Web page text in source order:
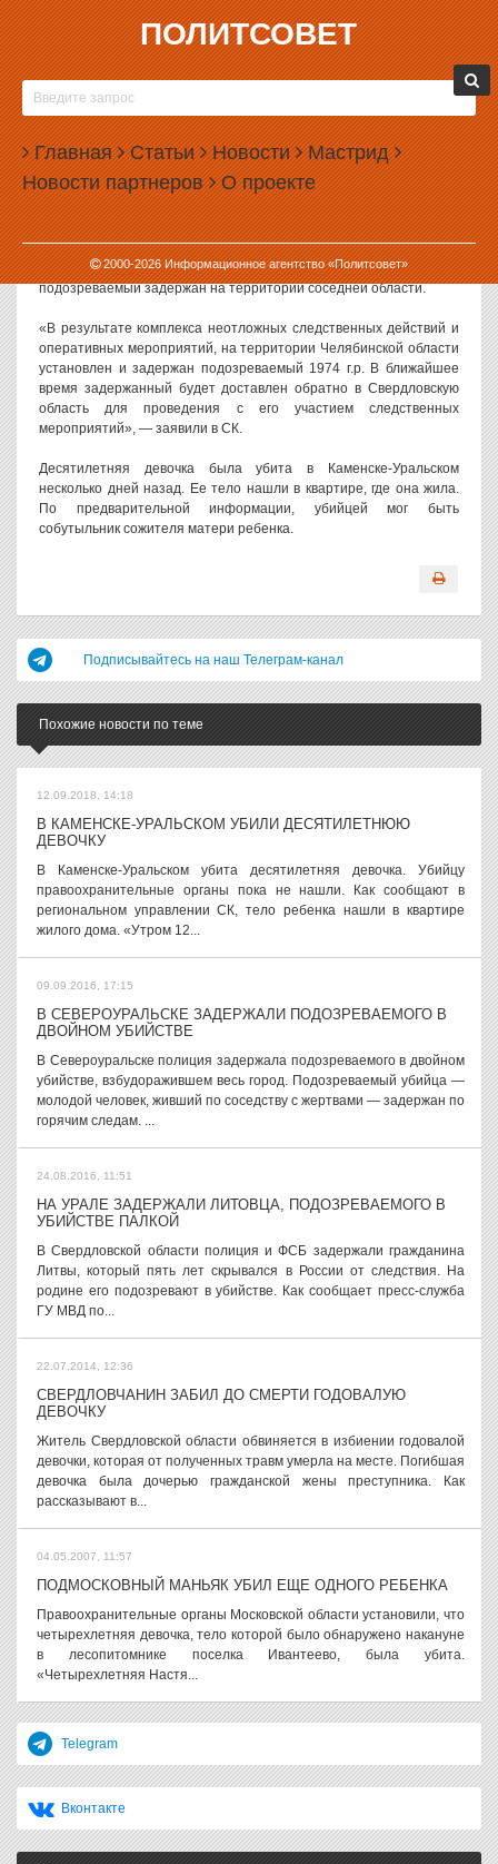
ПОЛИТСОВЕТ
Главная Статьи Новости Мастрид
Новости партнеров О проекте
2000-2026Информационное агентство «Политсовет»
14.09.2018, 10:21
ПОДОЗРЕВАЕМОГО В УБИЙСТВЕ
ДЕСЯТИЛЕТНЕЙ ДЕВОЧКИ В КАМЕНСКЕ-
УРАЛЬСКОМ ЗАДЕРЖАЛИ В ЧЕЛЯБИНСКЕ
Правоохранительные органы задержали мужчину, которого
подозревают в убийстве десятилетней девочки в Каменске-
Уральском.
Как сообщает свердловское управление СК РФ, 44-летний
подозреваемый задержан на территории соседней области.
«В результате комплекса неотложных следственных действий и
оперативных мероприятий, на территории Челябинской области
установлен и задержан подозреваемый 1974 г.р. В ближайшее
время задержанный будет доставлен обратно в Свердловскую
область для проведения с его участием следственных
мероприятий», — заявили в СК.
Десятилетняя девочка была убита в Каменске-Уральском
несколько дней назад. Ее тело нашли в квартире, где она жила.
По предварительной информации, убийцей мог быть
собутыльник сожителя матери ребенка.
Подписывайтесь на наш Телеграм-канал
Похожие новости по теме
12.09.2018, 14:18
В КАМЕНСКЕ-УРАЛЬСКОМ УБИЛИ ДЕСЯТИЛЕТНЮЮ
ДЕВОЧКУ
В Каменске-Уральском убита десятилетняя девочка. Убийцу
правоохранительные органы пока не нашли. Как сообщают в
региональном управлении СК, тело ребенка нашли в квартире
жилого дома. «Утром 12...
09.09.2016, 17:15
В СЕВЕРОУРАЛЬСКЕ ЗАДЕРЖАЛИ ПОДОЗРЕВАЕМОГО В
ДВОЙНОМ УБИЙСТВЕ
В Североуральске полиция задержала подозреваемого в двойном
убийстве, взбудоражившем весь город. Подозреваемый убийца —
молодой человек, живший по соседству с жертвами — задержан по
горячим следам. ...
24.08.2016, 11:51
НА УРАЛЕ ЗАДЕРЖАЛИ ЛИТОВЦА, ПОДОЗРЕВАЕМОГО В
УБИЙСТВЕ ПАЛКОЙ
В Свердловской области полиция и ФСБ задержали гражданина
Литвы, который пять лет скрывался в России от следствия. На
родине его подозревают в убийстве. Как сообщает пресс-служба
ГУ МВД по...
22.07.2014, 12:36
СВЕРДЛОВЧАНИН ЗАБИЛ ДО СМЕРТИ ГОДОВАЛУЮ
ДЕВОЧКУ
Житель Свердловской области обвиняется в избиении годовалой
девочки, которая от полученных травм умерла на месте. Погибшая
девочка была дочерью гражданской жены преступника. Как
рассказывают в...
04.05.2007, 11:57
ПОДМОСКОВНЫЙ МАНЬЯК УБИЛ ЕЩЕ ОДНОГО РЕБЕНКА
Правоохранительные органы Московской области установили, что
четырехлетняя девочка, тело которой было обнаружено накануне
в лесопитомнике поселка Ивантеево, была убита.
«Четырехлетняя Настя...
Telegram
Вконтакте